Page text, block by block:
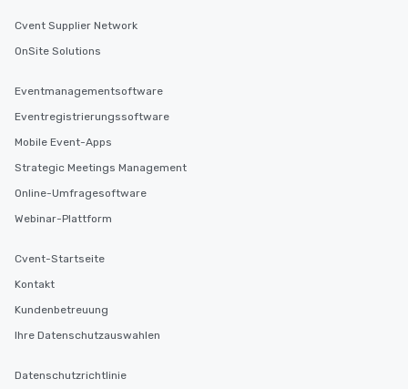
Cvent Supplier Network
OnSite Solutions
Eventmanagementsoftware
Eventregistrierungssoftware
Mobile Event-Apps
Strategic Meetings Management
Online-Umfragesoftware
Webinar-Plattform
Cvent-Startseite
Kontakt
Kundenbetreuung
Ihre Datenschutzauswahlen
Datenschutzrichtlinie